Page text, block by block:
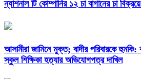
ন্যাশনাল টি কোম্পানির ১২ চা বাগানের চা
আসামীরা জামিনে মুক্ত; বাদীর পরিবারকে
স্কুল শিক্ষিকা হত্যার অভিযোগপত্র দাখিল